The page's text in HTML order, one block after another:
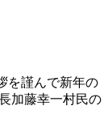
を謹んで新年の
加藤幸一村民の